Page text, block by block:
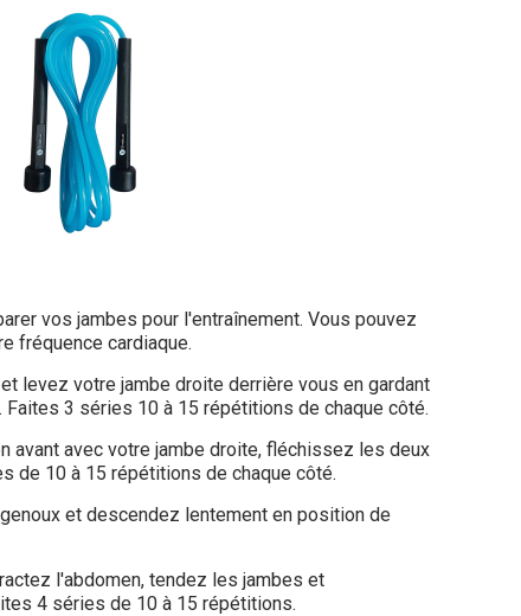
vos jambes pour l'entraînement. Vous pouvez
fréquence cardiaque.
levez votre jambe droite derrière vous en gardant
3 séries 10 à 15 répétitions de chaque côté.
avant avec votre jambe droite, fléchissez les deux
de 10 à 15 répétitions de chaque côté.
et descendez lentement en position de
l'abdomen, tendez les jambes et
4 séries de 10 à 15 répétitions.